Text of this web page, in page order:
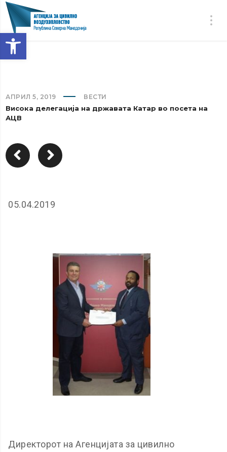
Open toolbar
АПРИЛ 5, 2019 ВЕСТИ
Висока делегација на државата Катар во посета на
АЦВ
05.04.2019
Директорот на Агенцијата за цивилно